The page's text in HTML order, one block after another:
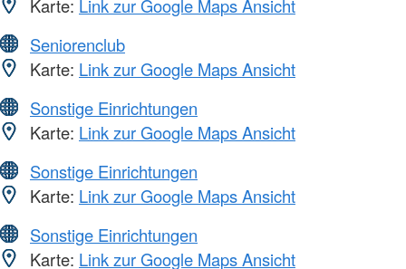
Karte: Link zur Google Maps Ansicht
Seniorenclub
Karte: Link zur Google Maps Ansicht
Sonstige Einrichtungen
Karte: Link zur Google Maps Ansicht
Sonstige Einrichtungen
Karte: Link zur Google Maps Ansicht
Sonstige Einrichtungen
Karte: Link zur Google Maps Ansicht